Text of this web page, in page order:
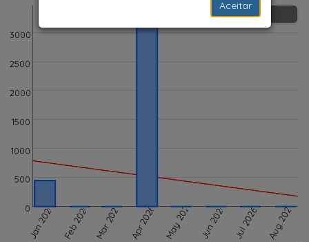
Elev. Ganho (m)
0
500
1000
1500
2000
2500
3000
Jan 2026 Feb 2026 Mar 2026 Apr 2026 May 2026 Jun 2026 Jul 2026 Aug 2026
Aceitar